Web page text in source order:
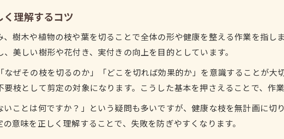
高木剪定のやり方と失敗しない注意点
初心者が注意すべき剪定の失敗ポイント
剪定初心者が陥りやすい失敗例の解説
剪定でやってはいけないことと理由
枝の切り方や選び方で失敗しないコツ
理解するコツ
、樹木や植物の枝や葉を切ることで全体の形や健康を整える作業を指
美しい樹形や花付き、実付きの向上を目的としています。
ぜその枝を切るのか」「どこを切れば効果的か」を意識することが大
枝として剪定の対象になります。こうした基本を押さえることで、作
いことは何ですか？」という疑問も多いですが、健康な枝を無計画に
意味を正しく理解することで、失敗を防ぎやすくなります。